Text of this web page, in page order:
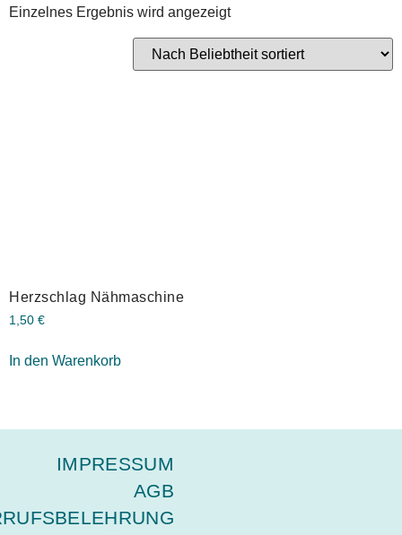
Einzelnes Ergebnis wird angezeigt
Herzschlag Nähmaschine
1,50 €
In den Warenkorb
IMPRESSUM
AGB